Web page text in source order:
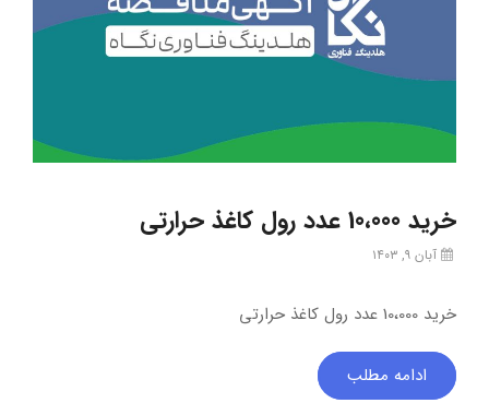
خرید 10،000 عدد رول کاغذ حرارتی
آبان ۹, ۱۴۰۳
خرید 10،000 عدد رول کاغذ حرارتی
ادامه مطلب